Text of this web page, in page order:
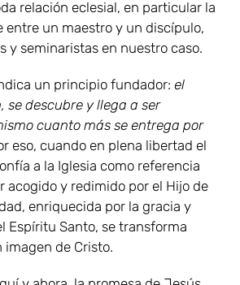
relación eclesial, en particular la
entre un maestro y un discípulo,
y seminaristas en nuestro caso.
un principio fundador: el
se descubre y llega a ser
cuanto más se entrega por
eso, cuando en plena libertad el
a la Iglesia como referencia
acogido y redimido por el Hijo de
enriquecida por la gracia y
Espíritu Santo, se transforma
imagen de Cristo.